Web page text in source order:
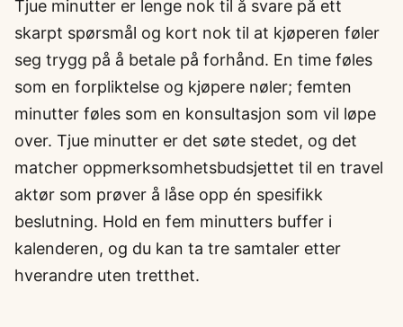
Tjue minutter er lenge nok til å svare på ett
skarpt spørsmål og kort nok til at kjøperen føler
seg trygg på å betale på forhånd. En time føles
som en forpliktelse og kjøpere nøler; femten
minutter føles som en konsultasjon som vil løpe
over. Tjue minutter er det søte stedet, og det
matcher oppmerksomhetsbudsjettet til en travel
aktør som prøver å låse opp én spesifikk
beslutning. Hold en fem minutters buffer i
kalenderen, og du kan ta tre samtaler etter
hverandre uten tretthet.